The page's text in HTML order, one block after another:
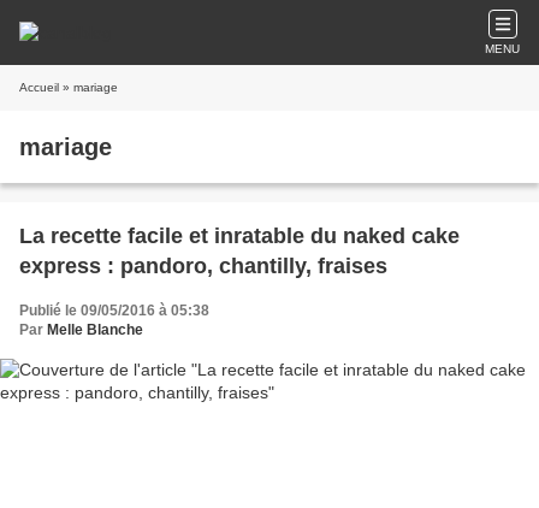
MENU
Accueil » mariage
mariage
La recette facile et inratable du naked cake
express : pandoro, chantilly, fraises
Publié le 09/05/2016 à 05:38
Par Melle Blanche